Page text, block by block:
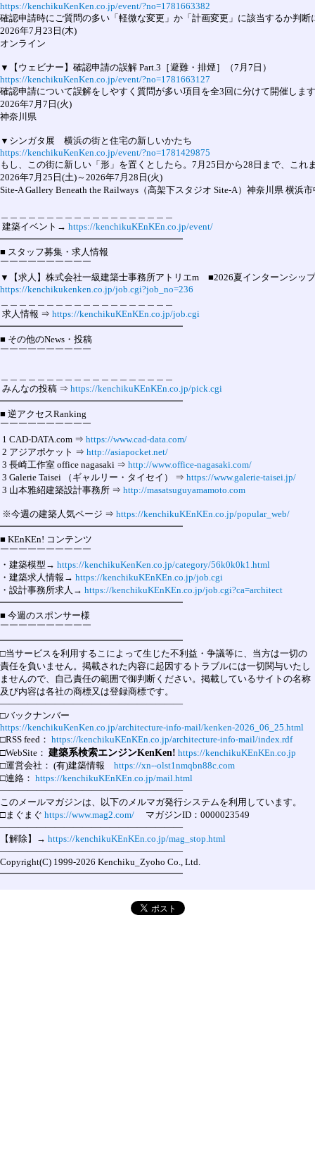
https://kenchikuKenKen.co.jp/event/?no=1781663382
確認申請時にご質問の多い「軽微な変更」か「計画変更」に該当するか判
2026年7月23日(木)
オンライン
https://kenchikuKenKen.co.jp/event/?no=1781663127
確認申請について誤解をしやすく質問が多い項目を全3回に分けて開催しま
2026年7月7日(火)
神奈川県
https://kenchikuKenKen.co.jp/event/?no=1781429875
もし、この街に新しい「形」を置くとしたら。7月25日から28日まで、こ
2026年7月25日(土)～2026年7月28日(火)
Site-A Gallery Beneath the Railways（高架下スタジオ Site-A）神奈川県 横浜
建築イベント→ https://kenchikuKEnKEn.co.jp/event/
━━━━━━━━━━━━━━━━━━━━
■ スタッフ募集・求人情報
￣￣￣￣￣￣￣￣￣￣
https://kenchikukenken.co.jp/job.cgi?job_no=236
求人情報 ⇒ https://kenchikuKEnKEn.co.jp/job.cgi
━━━━━━━━━━━━━━━━━━━━
■ その他のNews・投稿
￣￣￣￣￣￣￣￣￣￣
みんなの投稿 ⇒ https://kenchikuKEnKEn.co.jp/pick.cgi
━━━━━━━━━━━━━━━━━━━━
■ 逆アクセスRanking
￣￣￣￣￣￣￣￣￣￣
1 CAD-DATA.com ⇒ https://www.cad-data.com/
2 アジアポケット ⇒ http://asiapocket.net/
3 長崎工作室 office nagasaki ⇒ http://www.office-nagasaki.com/
3 Galerie Taisei （ギャルリー・タイセイ） ⇒ https://www.galerie-taisei.jp/
3 山本雅紹建築設計事務所 ⇒ http://masatsuguyamamoto.com
※今週の建築人気ページ ⇒ https://kenchikuKEnKEn.co.jp/popular_web/
━━━━━━━━━━━━━━━━━━━━
■ KEnKEn! コンテンツ
￣￣￣￣￣￣￣￣￣￣
・建築模型→ https://kenchikuKenKen.co.jp/category/56k0k0k1.html
・建築求人情報→ https://kenchikuKEnKEn.co.jp/job.cgi
・設計事務所求人→ https://kenchikuKEnKEn.co.jp/job.cgi?ca=architect
━━━━━━━━━━━━━━━━━━━━
■ 今週のスポンサー様
￣￣￣￣￣￣￣￣￣￣
━━━━━━━━━━━━━━━━━━━━
□当サービスを利用するこによって生じた不利益・争議等に、当方は一切の
責任を負いません。掲載された内容に起因するトラブルには一切関与いたし
ませんので、自己責任の範囲で御判断ください。掲載しているサイトの名称
及び内容は各社の商標又は登録商標です。
――――――――――――――――――――
https://kenchikuKenKen.co.jp/architecture-info-mail/kenken-2026_06_25.html
□RSS feed： https://kenchikuKEnKEn.co.jp/architecture-info-mail/index.rdf
□WebSite： 建築系検索エンジンKenKen! https://kenchikuKEnKEn.co.jp
□運営会社： (有)建築情報
https://xn--olst1nmqbn88c.com
□連絡： https://kenchikuKEnKEn.co.jp/mail.html
――――――――――――――――――――
このメールマガジンは、以下のメルマガ発行システムを利用しています。
□まぐまぐ https://www.mag2.com/ マガジンID：0000023549
――――――――――――――――――――
【解除】→ https://kenchikuKEnKEn.co.jp/mag_stop.html
――――――――――――――――――――
Copyright(C) 1999-2026 Kenchiku_Zyoho Co., Ltd.